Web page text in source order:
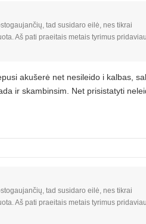
tad susidaro eilė, nes tikrai
Aš pati praeitais metais tyrimus pridaviau
akušerė net nesileido i kalbas,
ir skambinsim. Net prisistatyti
tad susidaro eilė, nes tikrai
Aš pati praeitais metais tyrimus pridaviau